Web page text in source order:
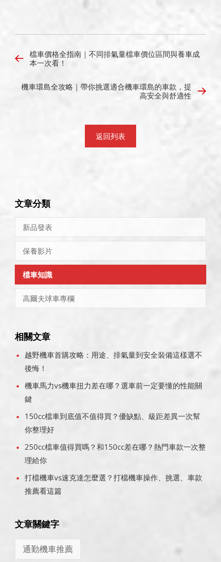
檔車價格全指南｜不同排氣量檔車價位區間與養車成
本一次看！
機車環島全攻略｜帶你挑選適合機車環島的車款，提
高安全與舒適性
返回列表
文章分類
新品發表
保養影片
檔車知識
高爾夫球車專欄
相關文章
越野機車首購攻略：用途、排氣量到安全裝備這樣選不
後悔！
機車馬力vs機車扭力差在哪？選車前一定要懂的性能關
鍵
150cc檔車到底值不值得買？優缺點、級距差異一次幫
你整理好
250cc檔車值得買嗎？和150cc差在哪？熱門車款一次整
理給你
打檔機車vs速克達怎麼選？打檔機車操作、挑選、車款
推薦看這篇
文章關鍵字
通勤機車推薦